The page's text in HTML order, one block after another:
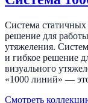
Система статичных
решение для
утяжеления.
и гибкое решение
визуального
«1000 линий» —
Смотреть